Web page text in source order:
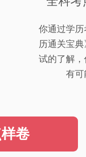
你通过学
历通关宝
试的了解
有可
卷